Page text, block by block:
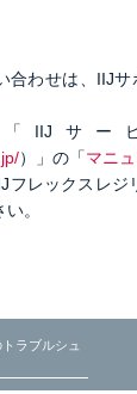
合わせは、IIJ
IIJサー
）」 の「マニ
フレックスレジ
。
ラブルシュ